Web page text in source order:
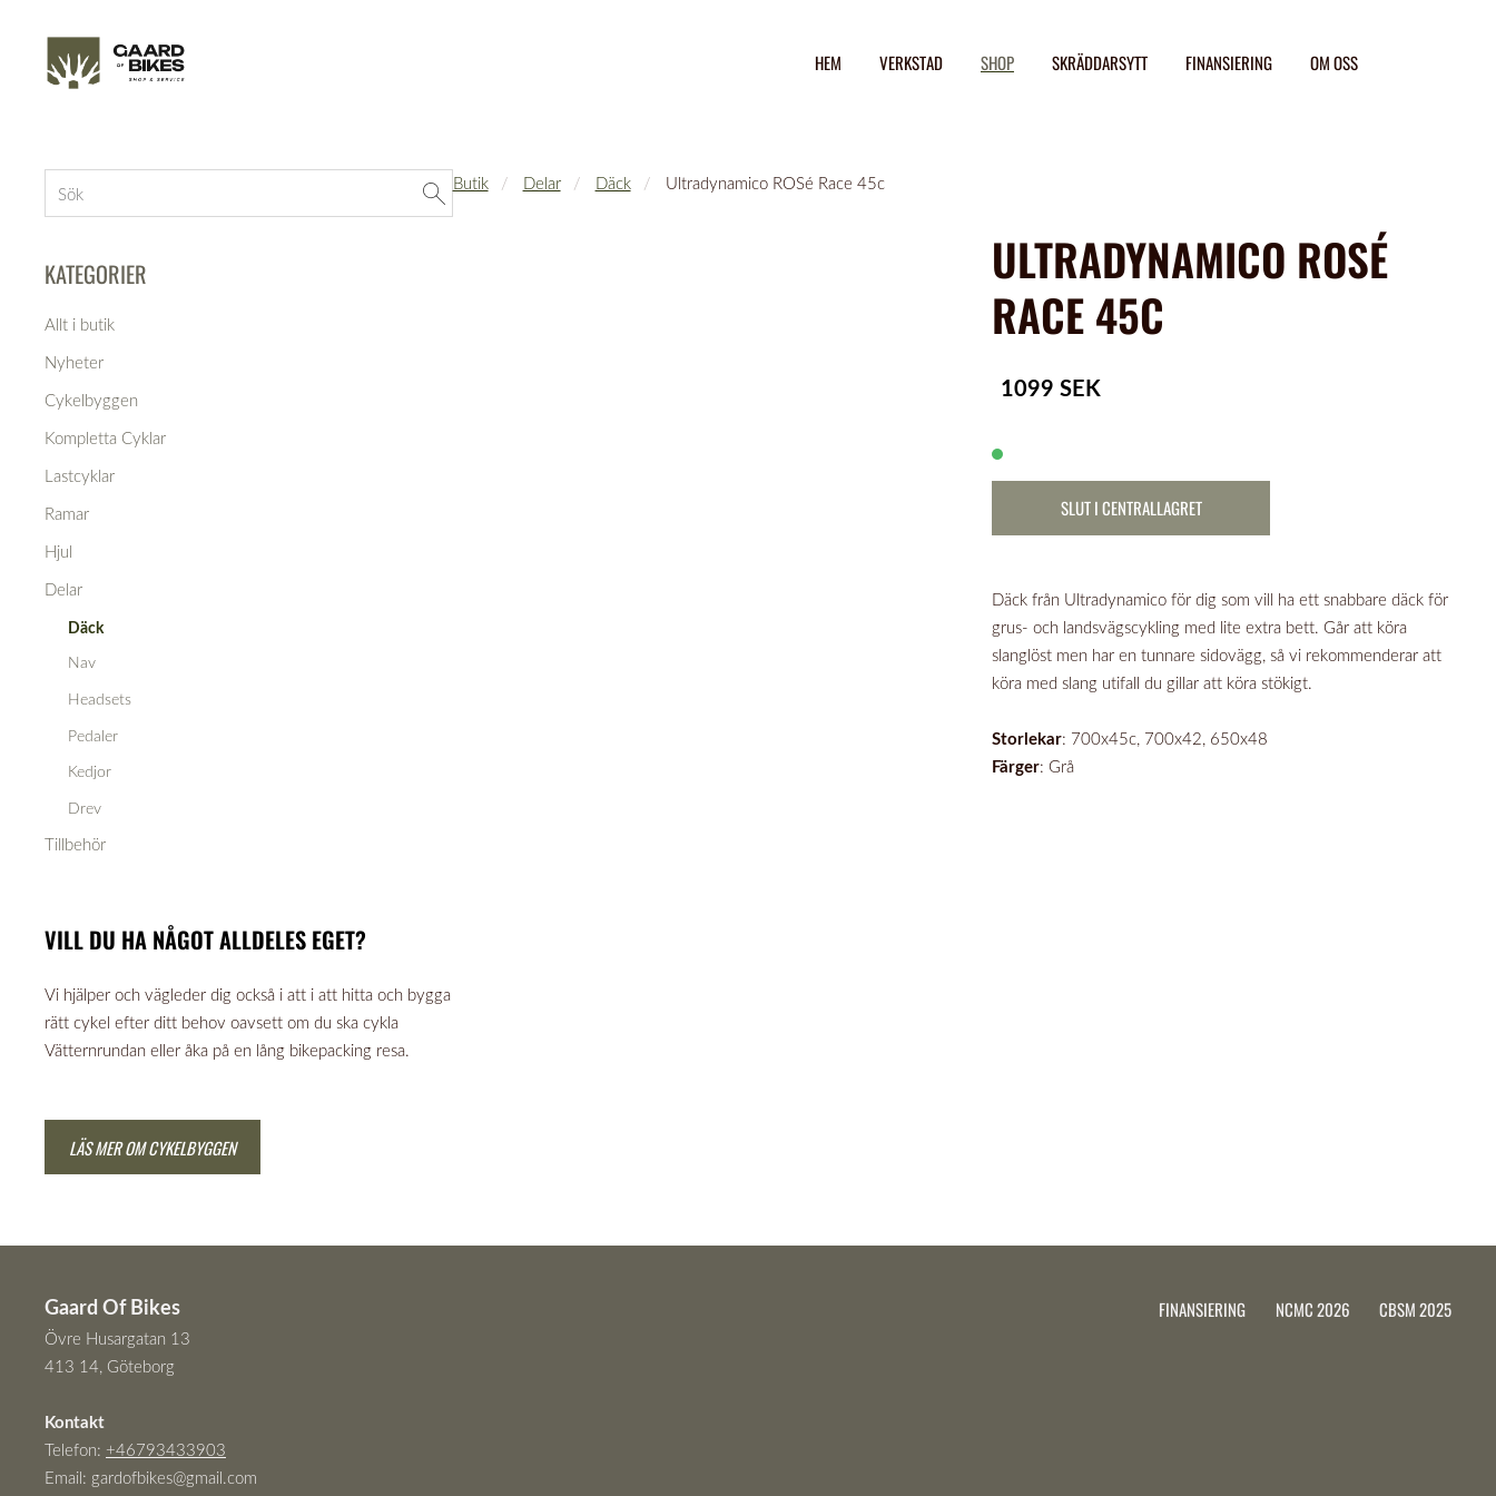
HEM VERKSTAD SHOP SKRÄDDARSYTT FINANSIERING OM OSS
KATEGORIER
Allt i butik
Nyheter
Cykelbyggen
Kompletta Cyklar
Lastcyklar
Ramar
Hjul
Delar
Däck
Nav
Headsets
Pedaler
Kedjor
Drev
Tillbehör
VILL DU HA NÅGOT ALLDELES EGET?
Vi hjälper och vägleder dig också i att i att hitta och bygga
rätt cykel efter ditt behov oavsett om du ska cykla
Vätternrundan eller åka på en lång bikepacking resa.
LÄS MER OM CYKELBYGGEN
Butik Delar Däck Ultradynamico ROSé Race 45c
ULTRADYNAMICO ROSÉ
RACE 45C
1099 SEK
SLUT I CENTRALLAGRET
Däck från Ultradynamico för dig som vill ha ett snabbare däck för
grus- och landsvägscykling med lite extra bett. Går att köra
slanglöst men har en tunnare sidovägg, så vi rekommenderar att
köra med slang utifall du gillar att köra stökigt.
Storlekar: 700x45c, 700x42, 650x48
Färger: Grå
FINANSIERING NCMC 2026 CBSM 2025
Gaard Of Bikes
Övre Husargatan 13
413 14, Göteborg
Kontakt
Telefon: +46793433903
Email: gardofbikes@gmail.com